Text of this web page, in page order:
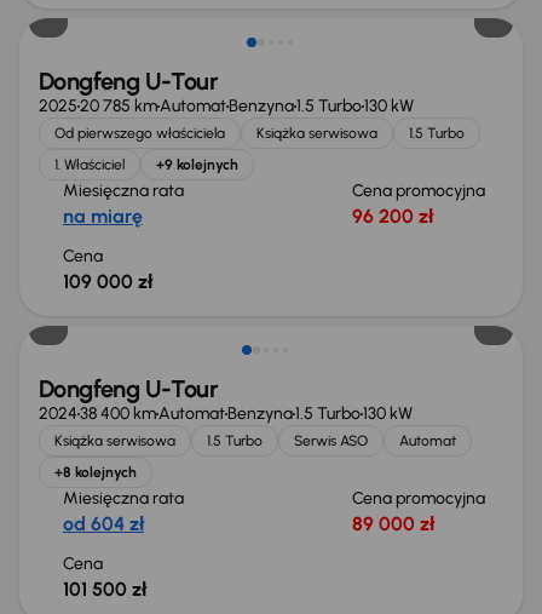
Dongfeng U-Tour
202520 785 kmAutomatBenzyna1.5 Turbo130 kW
Od pierwszego właściciela Książka serwisowa
1.5 Turbo
1. Właściciel
+9 kolejnych
Miesięczna rata
na miarę
Cena promocyjna
96 200 zł
Cena
109 000 zł
Dongfeng U-Tour
202438 400 kmAutomatBenzyna1.5 Turbo130 kW
Książka serwisowa 1.5 Turbo Serwis ASO
Automat
+8 kolejnych
Miesięczna rata
od 604 zł
Cena promocyjna
89 000 zł
Cena
101 500 zł
Od nowego taniej o 54 900 zł